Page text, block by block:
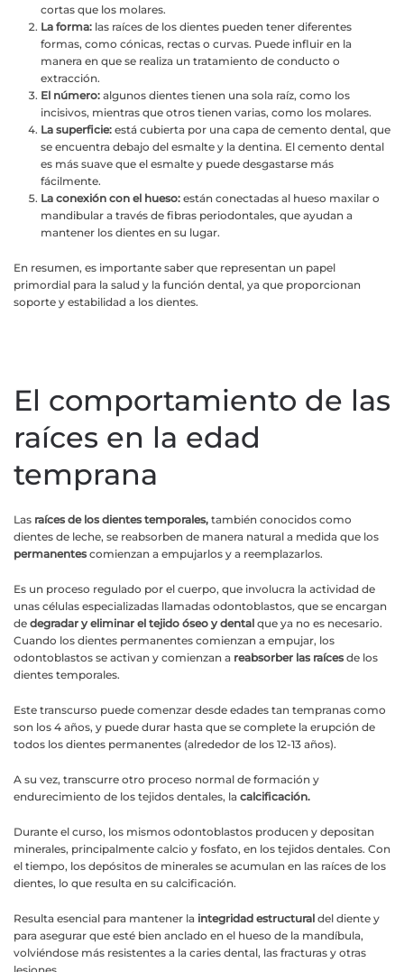
cortas que los molares.
La forma: las raíces de los dientes pueden tener diferentes
formas, como cónicas, rectas o curvas. Puede influir en la
manera en que se realiza un tratamiento de conducto o
extracción.
El número: algunos dientes tienen una sola raíz, como los
incisivos, mientras que otros tienen varias, como los molares.
La superficie: está cubierta por una capa de cemento dental, que
se encuentra debajo del esmalte y la dentina. El cemento dental
es más suave que el esmalte y puede desgastarse más
fácilmente.
La conexión con el hueso: están conectadas al hueso maxilar o
mandibular a través de fibras periodontales, que ayudan a
mantener los dientes en su lugar.
En resumen, es importante saber que representan un papel
primordial para la salud y la función dental, ya que proporcionan
soporte y estabilidad a los dientes.
El comportamiento de las
raíces en la edad
temprana
Las raíces de los dientes temporales, también conocidos como
dientes de leche, se reabsorben de manera natural a medida que los
permanentes comienzan a empujarlos y a reemplazarlos.
Es un proceso regulado por el cuerpo, que involucra la actividad de
unas células especializadas llamadas odontoblastos, que se encargan
de degradar y eliminar el tejido óseo y dental que ya no es necesario.
Cuando los dientes permanentes comienzan a empujar, los
odontoblastos se activan y comienzan a reabsorber las raíces de los
dientes temporales.
Este transcurso puede comenzar desde edades tan tempranas como
son los 4 años, y puede durar hasta que se complete la erupción de
todos los dientes permanentes (alrededor de los 12-13 años).
A su vez, transcurre otro proceso normal de formación y
endurecimiento de los tejidos dentales, la calcificación.
Durante el curso, los mismos odontoblastos producen y depositan
minerales, principalmente calcio y fosfato, en los tejidos dentales. Con
el tiempo, los depósitos de minerales se acumulan en las raíces de los
dientes, lo que resulta en su calcificación.
Resulta esencial para mantener la integridad estructural del diente y
para asegurar que esté bien anclado en el hueso de la mandíbula,
volviéndose más resistentes a la caries dental, las fracturas y otras